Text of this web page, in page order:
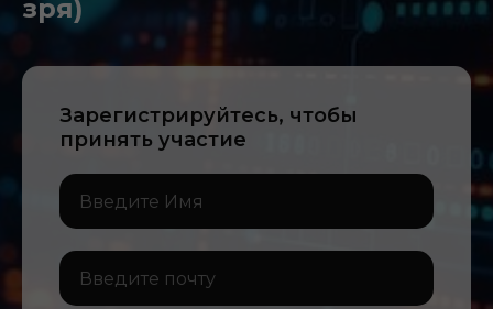
зря)
Зарегистрируйтесь, чтобы
принять участие